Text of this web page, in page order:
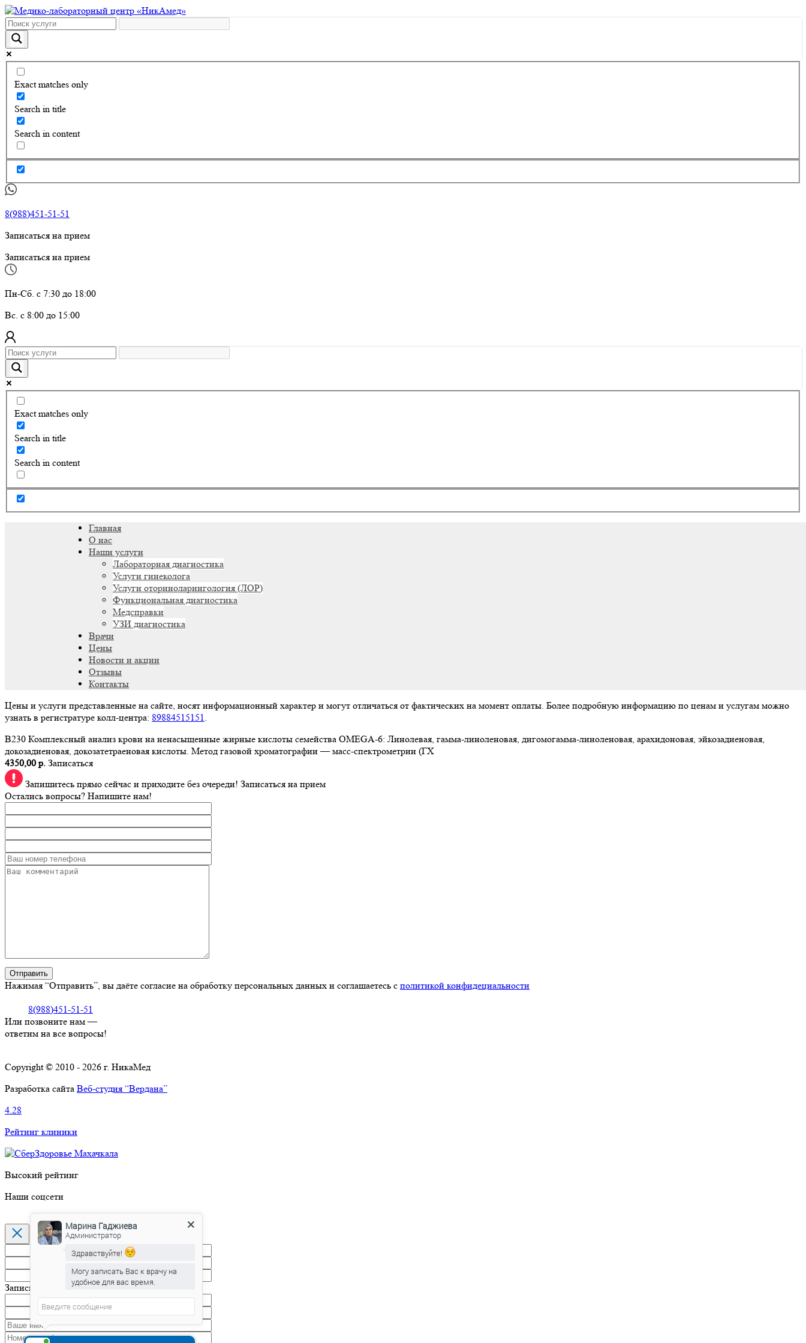
Exact matches only
Search in title
Search in content
8(988)451-51-51
Записаться на прием
Записаться на прием
Пн-Сб. с 7:30 до 18:00
Вс. с 8:00 до 15:00
Exact matches only
Search in title
Search in content
Главная
О нас
Наши услуги
Лабораторная диагностика
Услуги гинеколога
Услуги оториноларингология (ЛОР)
Функциональная диагностика
Медсправки
УЗИ диагностика
Врачи
Цены
Новости и акции
Отзывы
Контакты
Цены и услуги представленные на сайте, носят информационный характер и могут отличаться от фактических на момент оплаты. Более подробную информацию по ценам и услугам можно
узнать в регистратуре колл-центра: 89884515151.
B230 Комплексный анализ крови на ненасыщенные жирные кислоты семейства OMEGA-6: Линолевая, гамма-линоленовая, дигомогамма-линоленовая, арахидоновая, эйкозадиеновая,
докозадиеновая, докозатетраеновая кислоты. Метод газовой хроматографии — масс-спектрометрии (ГХ
4350,00 р. Записаться
Запишитесь прямо сейчас и приходите без очереди! Записаться на прием
Остались вопросы? Напишите нам!
Нажимая “Отправить”, вы даёте согласие на обработку персональных данных и соглашаетесь с политикой конфидециальности
8(988)451-51-51
Или позвоните нам —
ответим на все вопросы!
Copyright © 2010 - 2026 г. НикаМед
Разработка сайта Веб-студия “Вердана”
4.28
Рейтинг клиники
Высокий рейтинг
Наши соцсети
Запись на прием
Марина Гаджиева
Администратор
Здравствуйте!
Могу записать Вас к врачу на
удобное для вас время.